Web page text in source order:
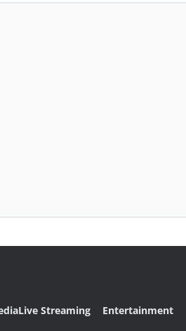
Live Streaming Entertainment